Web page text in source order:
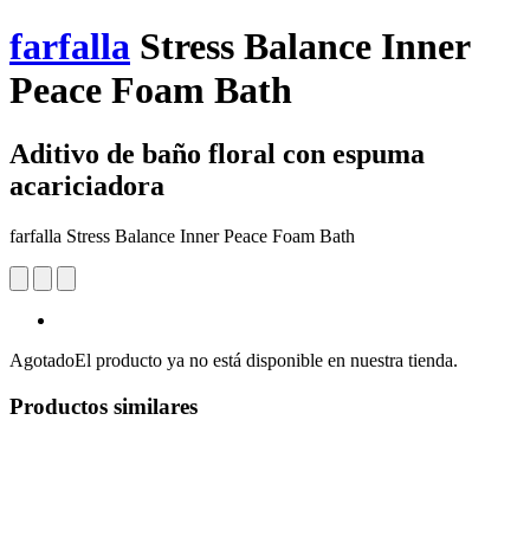
farfalla Stress Balance Inner
Peace Foam Bath
Aditivo de baño floral con espuma
acariciadora
farfalla Stress Balance Inner Peace Foam Bath
AgotadoEl producto ya no está disponible en nuestra tienda.
Productos similares